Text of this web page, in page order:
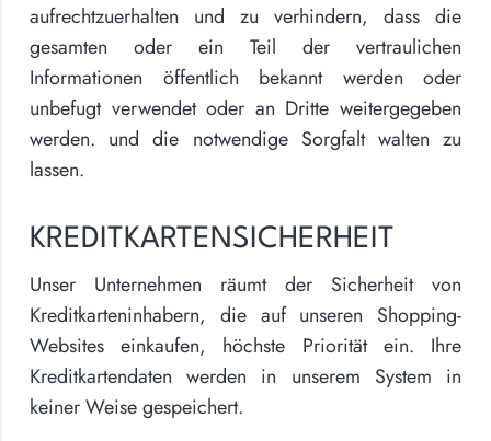
aufrechtzuerhalten und zu verhindern, dass die
gesamten oder ein Teil der vertraulichen
Informationen öffentlich bekannt werden oder
unbefugt verwendet oder an Dritte weitergegeben
werden. und die notwendige Sorgfalt walten zu
lassen.
KREDITKARTENSICHERHEIT
Unser Unternehmen räumt der Sicherheit von
Kreditkarteninhabern, die auf unseren Shopping-
Websites einkaufen, höchste Priorität ein. Ihre
Kreditkartendaten werden in unserem System in
keiner Weise gespeichert.